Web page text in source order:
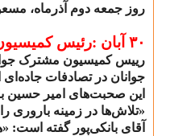
روز جمعه دوم آذرماه،
۳۰ آبان :رئیس
رییس کمیسیون مشترک
جوانان در تصادفات
این صحبت‌های امیر حسین
«تلاش‌ها در زمینه باروری
آقای بانکی‌پور گفته است: